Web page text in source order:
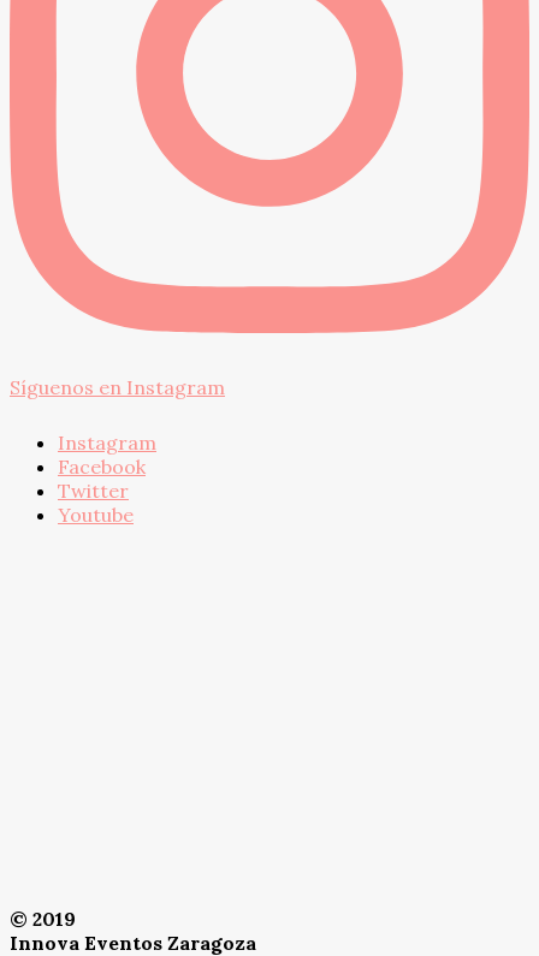
Síguenos en Instagram
Instagram
Facebook
Twitter
Youtube
© 2019
Innova Eventos Zaragoza